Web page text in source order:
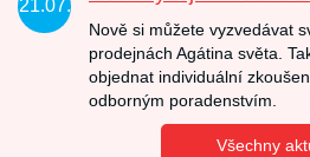
21.07.
Nově si můžete vyzvedávat
prodejnách Agátina světa.
objednat individuální
odborným poradenstvím.
Všechny